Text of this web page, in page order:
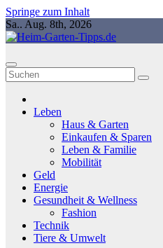
Springe zum Inhalt
Sa.. Aug. 8th, 2026
Leben
Haus & Garten
Einkaufen & Sparen
Leben & Familie
Mobilität
Geld
Energie
Gesundheit & Wellness
Fashion
Technik
Tiere & Umwelt